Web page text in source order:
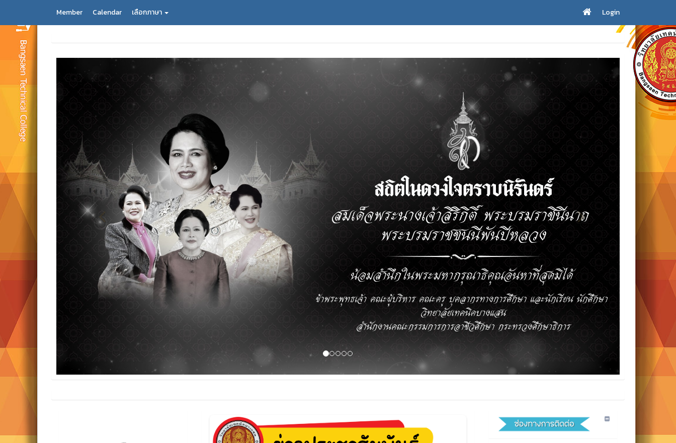
Member Calendar เลือกภาษา Login